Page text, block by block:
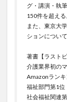
グ・講演・執
150件を超える
また、東京大
ションについ
著書【ラスト
介護業界初の
Amazonランキ
福祉部門第1位
社会福祉関連